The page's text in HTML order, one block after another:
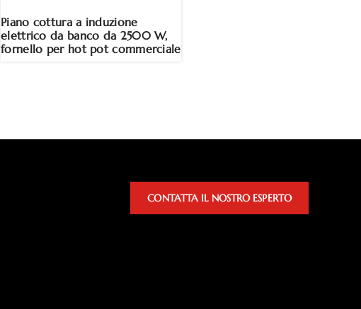
Piano cottura a induzione
elettrico da banco da 2500 W,
fornello per hot pot commerciale
CONTATTA IL NOSTRO ESPERTO